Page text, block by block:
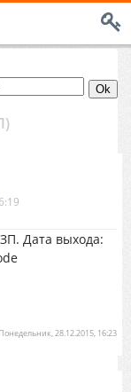
Дата выхода:
Понедельник, 28.12.2015, 16:23